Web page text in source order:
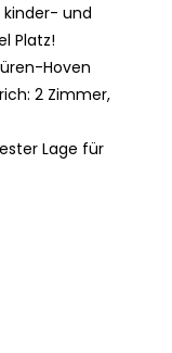
und
Platz!
Hoven
2 Zimmer,
Lage für